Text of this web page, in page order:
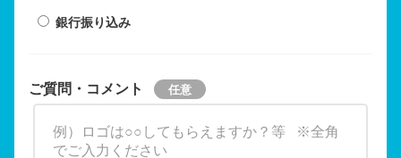
銀行振り込み
ご質問・コメント